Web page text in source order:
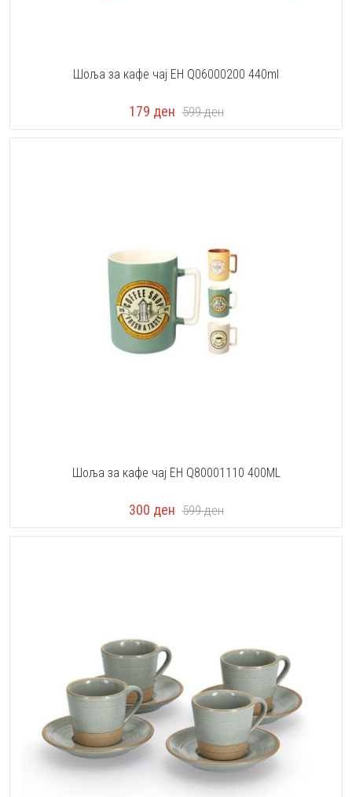
Шоља за кафе чај EH Q06000200 440ml
179 ден 599ден
Шоља за кафе чај EH Q80001110 400ML
300 ден 599ден